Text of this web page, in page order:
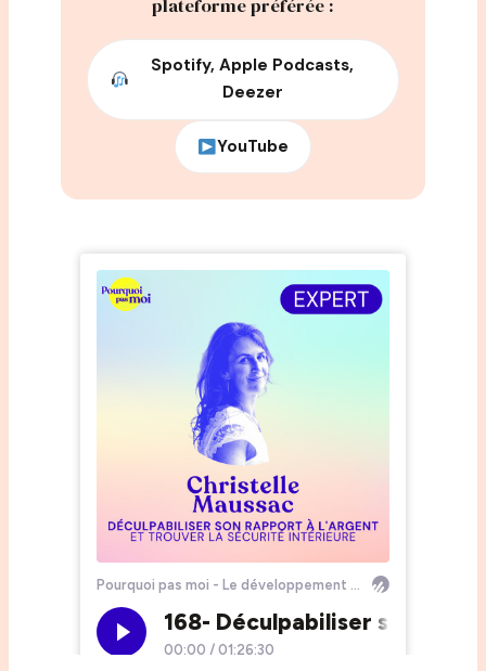
plateforme préférée :
Spotify, Apple Podcasts,
Deezer
YouTube